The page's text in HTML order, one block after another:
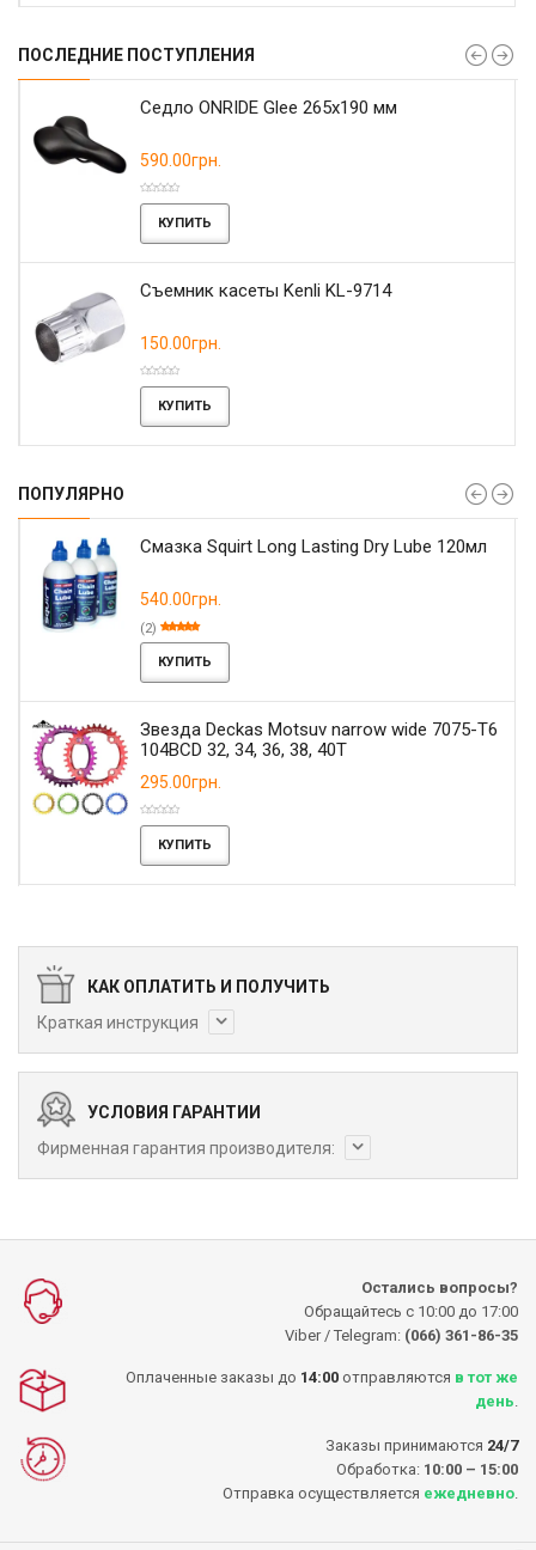
ПОСЛЕДНИЕ ПОСТУПЛЕНИЯ
Седло ONRIDE Glee 265x190 мм
590.00грн.
КУПИТЬ
Съемник касеты Kenli KL-9714
150.00грн.
КУПИТЬ
ПОПУЛЯРНО
Смазка Squirt Long Lasting Dry Lube 120мл
540.00грн.
(2)
КУПИТЬ
Звезда Deckas Motsuv narrow wide 7075-T6
104BCD 32, 34, 36, 38, 40T
295.00грн.
КУПИТЬ
КАК ОПЛАТИТЬ И ПОЛУЧИТЬ
Краткая инструкция
УСЛОВИЯ ГАРАНТИИ
Фирменная гарантия производителя:
Остались вопросы?
Обращайтесь с 10:00 до 17:00
Viber / Telegram: (066) 361-86-35
Оплаченные заказы до 14:00 отправляются в тот же
день
Заказы принимаются 24/7
Обработка: 10:00 – 15:00
Отправка осуществляется ежедневно